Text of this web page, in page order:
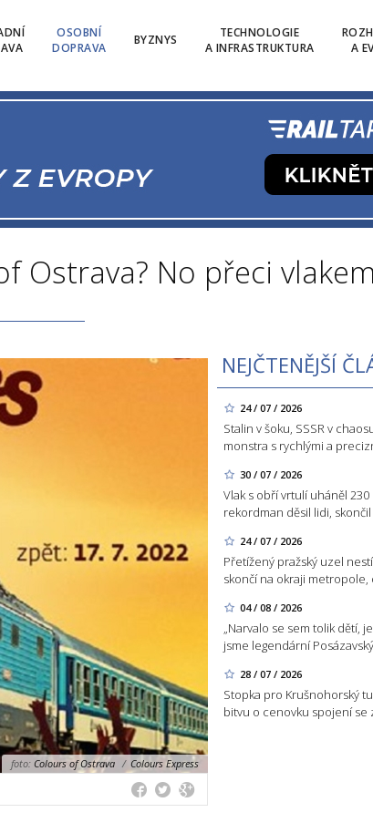
OSOBNÍ
DOPRAVA
BYZNYS
TECHNOLOGIE
A INFRASTRUKTURA
A
Ostrava? No přeci
NEJČTENĚJŠÍ
24 / 07 / 2026
Stalin v šoku, SSSR v
monstra s rychlými a
30 / 07 / 2026
Vlak s obří vrtulí uháněl 230
rekordman děsil lidi,
24 / 07 / 2026
Přetížený pražský uzel
skončí na okraji
04 / 08 / 2026
„Narvalo se sem tolik dětí,
jsme legendární
28 / 07 / 2026
Stopka pro Krušnohorský
bitvu o cenovku spojení se
foto: Colours of Ostrava / Colours Express